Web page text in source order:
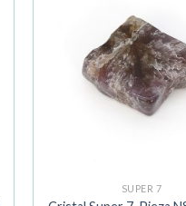
SUPER 7